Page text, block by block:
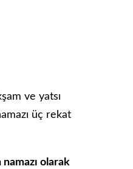
ve yatsı
üç rekat
olarak